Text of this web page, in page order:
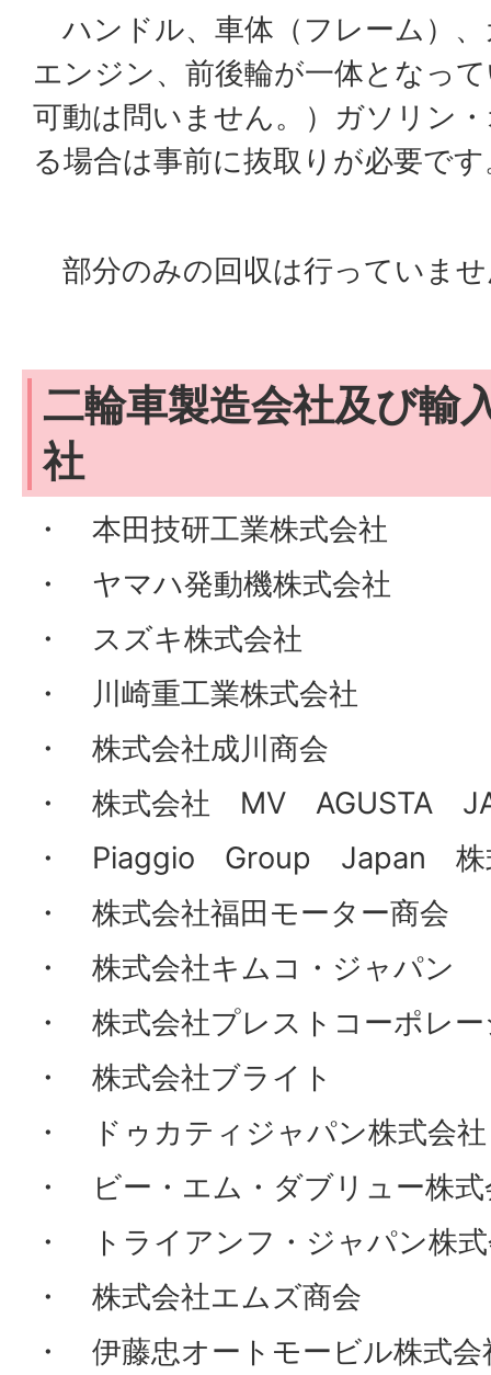
ハンドル、車体（フレーム）
エンジン、前後輪が一体となっ
可動は問いません。）ガソリン
る場合は事前に抜取りが必要で
部分のみの回収は行っていま
二輪車製造会社及び輸
社
・ 本田技研工業株式会社
・ ヤマハ発動機株式会社
・ スズキ株式会社
・ 川崎重工業株式会社
・ 株式会社成川商会
・ 株式会社 MV AGUSTA
・ Piaggio Group Japan 株
・ 株式会社福田モーター商会
・ 株式会社キムコ・ジャパン
・ 株式会社プレストコーポレ
・ 株式会社ブライト
・ ドゥカティジャパン株式会社
・ ビー・エム・ダブリュー株式
・ トライアンフ・ジャパン株
・ 株式会社エムズ商会
・ 伊藤忠オートモービル株式会